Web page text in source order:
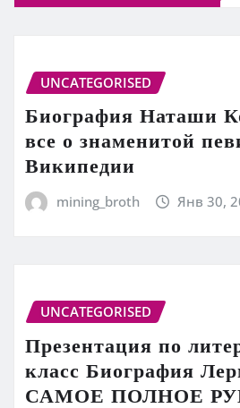
UNCATEGORISED
Биография Наташи
все о знаменитой
Википедии
mining_broth Янв 30,
UNCATEGORISED
Презентация по
класс Биография
САМОЕ ПОЛНОЕ